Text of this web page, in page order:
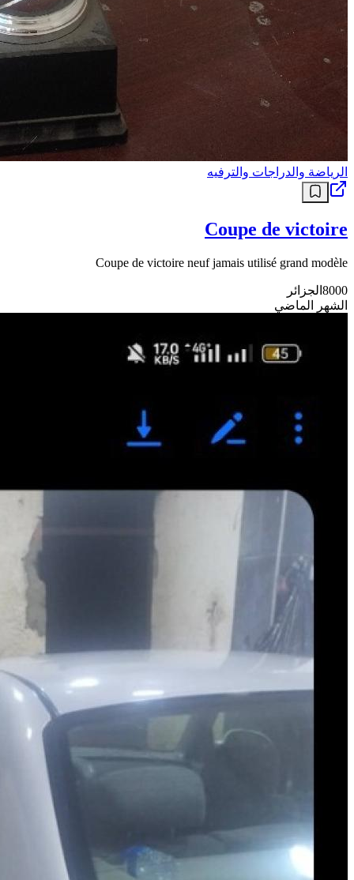
الرياضة والدراجات والترفيه
Coupe de victoire
Coupe de victoire neuf jamais utilisé grand modèle
8000 الجزائر
الشهر الماضي